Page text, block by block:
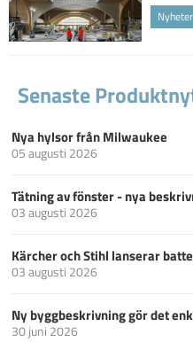
Nyheter
Senaste
Nya hylsor från Milwaukee
05 augusti 2026
Tätning av fönster - nya
03 augusti 2026
Kärcher och Stihl lanserar
03 augusti 2026
Ny byggbeskrivning gör det
30 juni 2026